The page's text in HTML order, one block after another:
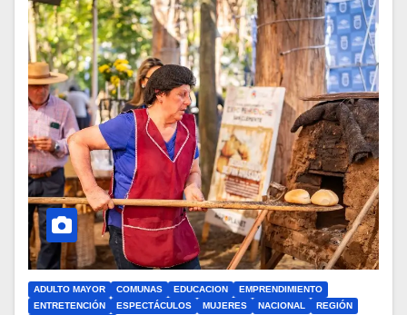
ADULTO MAYOR COMUNAS EDUCACION
EMPRENDIMIENTO
ENTRETENCIÓN
ESPECTÁCULOS MUJERES NACIONAL
REGIÓN